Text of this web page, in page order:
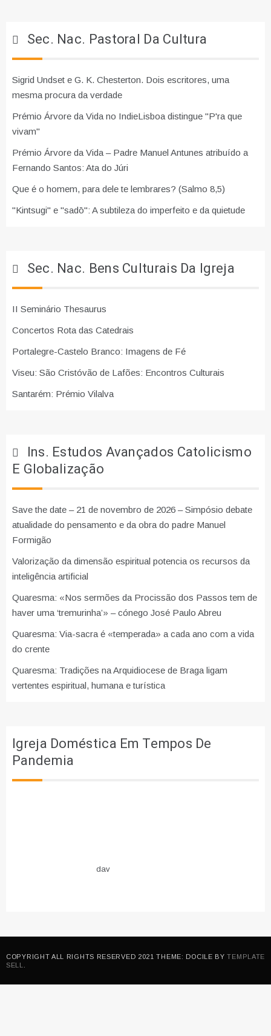
Sec. Nac. Pastoral Da Cultura
Sigrid Undset e G. K. Chesterton. Dois escritores, uma
mesma procura da verdade
Prémio Árvore da Vida no IndieLisboa distingue "P'ra que
vivam"
Prémio Árvore da Vida – Padre Manuel Antunes atribuído a
Fernando Santos: Ata do Júri
Que é o homem, para dele te lembrares? (Salmo 8,5)
"Kintsugi" e "sadō": A subtileza do imperfeito e da quietude
Sec. Nac. Bens Culturais Da Igreja
II Seminário Thesaurus
Concertos Rota das Catedrais
Portalegre-Castelo Branco: Imagens de Fé
Viseu: São Cristóvão de Lafões: Encontros Culturais
Santarém: Prémio Vilalva
Ins. Estudos Avançados Catolicismo
E Globalização
Save the date – 21 de novembro de 2026 – Simpósio debate
atualidade do pensamento e da obra do padre Manuel
Formigão
Valorização da dimensão espiritual potencia os recursos da
inteligência artificial
Quaresma: «Nos sermões da Procissão dos Passos tem de
haver uma ‘tremurinha’» – cónego José Paulo Abreu
Quaresma: Via-sacra é «temperada» a cada ano com a vida
do crente
Quaresma: Tradições na Arquidiocese de Braga ligam
vertentes espiritual, humana e turística
Igreja Doméstica Em Tempos De
Pandemia
dav
COPYRIGHT ALL RIGHTS RESERVED 2021 THEME: DOCILE BYTEMPLATE
SELL